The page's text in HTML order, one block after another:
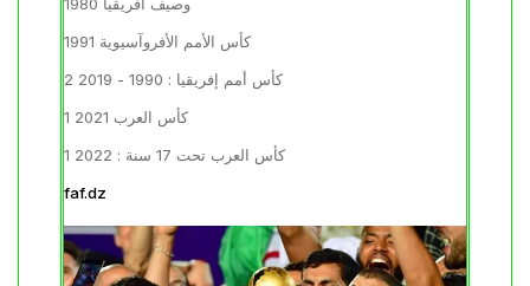
وصيف أفريقيا 1980
كأس الأمم الأفروآسيوية 1991
2 كأس أمم إفريقيا : 1990 - 2019
1 كأس العرب 2021
1 كأس العرب تحت 17 سنة : 2022
faf.dz